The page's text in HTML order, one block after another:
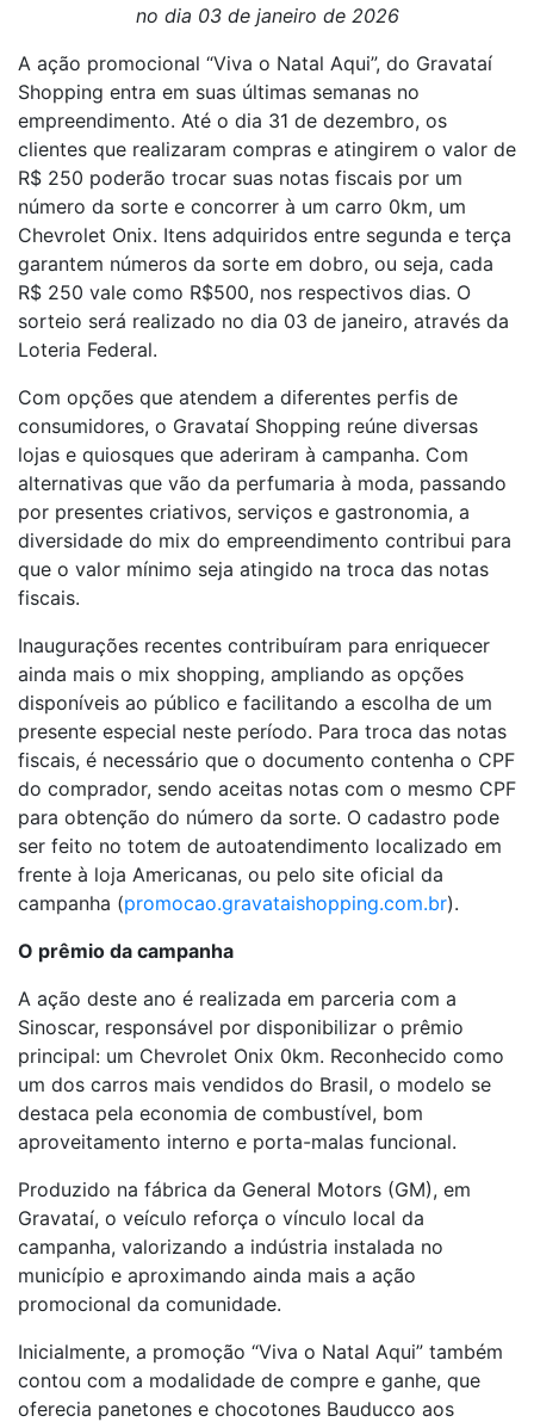
no dia 03 de janeiro de 2026
A ação promocional “Viva o Natal Aqui”, do Gravataí
Shopping entra em suas últimas semanas no
empreendimento. Até o dia 31 de dezembro, os
clientes que realizaram compras e atingirem o valor de
R$ 250 poderão trocar suas notas fiscais por um
número da sorte e concorrer à um carro 0km, um
Chevrolet Onix. Itens adquiridos entre segunda e terça
garantem números da sorte em dobro, ou seja, cada
R$ 250 vale como R$500, nos respectivos dias. O
sorteio será realizado no dia 03 de janeiro, através da
Loteria Federal.
Com opções que atendem a diferentes perfis de
consumidores, o Gravataí Shopping reúne diversas
lojas e quiosques que aderiram à campanha. Com
alternativas que vão da perfumaria à moda, passando
por presentes criativos, serviços e gastronomia, a
diversidade do mix do empreendimento contribui para
que o valor mínimo seja atingido na troca das notas
fiscais.
Inaugurações recentes contribuíram para enriquecer
ainda mais o mix shopping, ampliando as opções
disponíveis ao público e facilitando a escolha de um
presente especial neste período. Para troca das notas
fiscais, é necessário que o documento contenha o CPF
do comprador, sendo aceitas notas com o mesmo CPF
para obtenção do número da sorte. O cadastro pode
ser feito no totem de autoatendimento localizado em
frente à loja Americanas, ou pelo site oficial da
campanha (promocao.gravataishopping.com.br).
O prêmio da campanha
A ação deste ano é realizada em parceria com a
Sinoscar, responsável por disponibilizar o prêmio
principal: um Chevrolet Onix 0km. Reconhecido como
um dos carros mais vendidos do Brasil, o modelo se
destaca pela economia de combustível, bom
aproveitamento interno e porta-malas funcional.
Produzido na fábrica da General Motors (GM), em
Gravataí, o veículo reforça o vínculo local da
campanha, valorizando a indústria instalada no
município e aproximando ainda mais a ação
promocional da comunidade.
Inicialmente, a promoção “Viva o Natal Aqui” também
contou com a modalidade de compre e ganhe, que
oferecia panetones e chocotones Bauducco aos